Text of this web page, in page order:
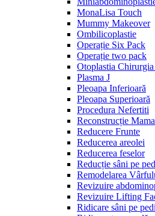
MonaLisa Touch
Mummy Makeover
Ombilicoplastie
Operație Six Pack
Operație two pack
Otoplastia
Plasma J
Pleoapa Inferioară
Pleoapa Superioară
Procedura Nefertiti
Reconstrucție
Reducere Frunte
Reducerea areolei
Reducerea feselor
Reducție sâni pe
Remodelarea
Revizuire
Revizuire Lifting
Ridicare sâni pe